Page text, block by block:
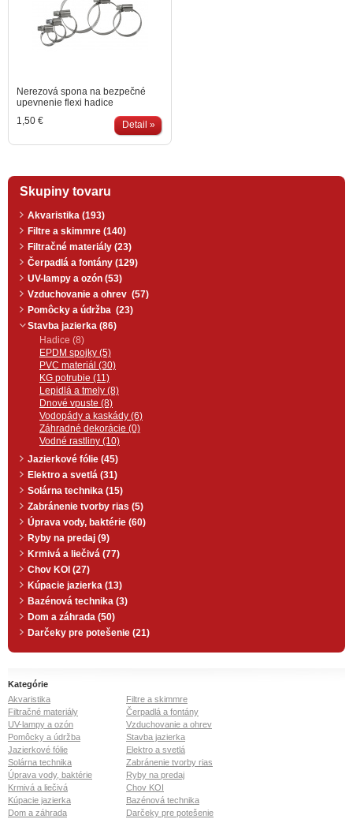
Nerezová spona na bezpečné
upevnenie flexi hadice
1,50 €
Detail »
Skupiny tovaru
Akvaristika (193)
Filtre a skimmre (140)
Filtračné materiály (23)
Čerpadlá a fontány (129)
UV-lampy a ozón (53)
Vzduchovanie a ohrev (57)
Pomôcky a údržba (23)
Stavba jazierka (86)
Hadice (8)
EPDM spojky (5)
PVC materiál (30)
KG potrubie (11)
Lepidlá a tmely (8)
Dnové vpuste (8)
Vodopády a kaskády (6)
Záhradné dekorácie (0)
Vodné rastliny (10)
Jazierkové fólie (45)
Elektro a svetlá (31)
Solárna technika (15)
Zabránenie tvorby rias (5)
Úprava vody, baktérie (60)
Ryby na predaj (9)
Krmivá a liečivá (77)
Chov KOI (27)
Kúpacie jazierka (13)
Bazénová technika (3)
Dom a záhrada (50)
Darčeky pre potešenie (21)
Kategórie
Akvaristika
Filtre a skimmre
Filtračné materiály
Čerpadlá a fontány
UV-lampy a ozón
Vzduchovanie a ohrev
Pomôcky a údržba
Stavba jazierka
Jazierkové fólie
Elektro a svetlá
Solárna technika
Zabránenie tvorby rias
Úprava vody, baktérie
Ryby na predaj
Krmivá a liečivá
Chov KOI
Kúpacie jazierka
Bazénová technika
Dom a záhrada
Darčeky pre potešenie